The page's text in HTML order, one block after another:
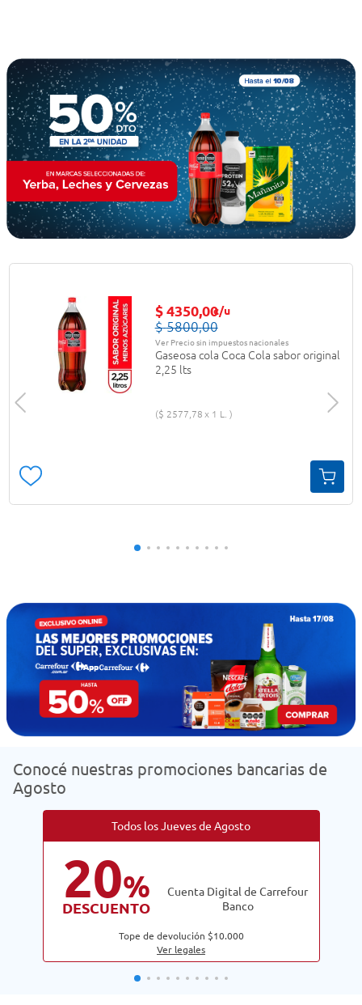
$ 4350,00c/u
$ 5800,00
Ver Precio sin impuestos nacionales
Gaseosa cola Coca Cola sabor original
2,25 lts
$ 2577,78 1 L.
Conocé nuestras promociones bancarias de
Agosto
Todos los Jueves de Agosto
20%
DESCUENTO
Cuenta Digital de Carrefour
Banco
Tope de devolución $10.000
Ver legales